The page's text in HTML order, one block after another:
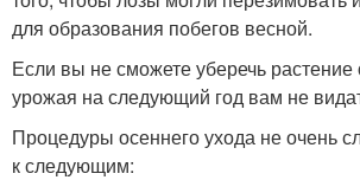
для образования побегов весной.
Если вы не сможете уберечь
урожая на следующий год вам не
Процедуры осеннего ухода не очень
к следующим: